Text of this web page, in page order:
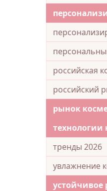
российская
российский
рынок
технологии
тренды 2026
увлажнение
устойчивое